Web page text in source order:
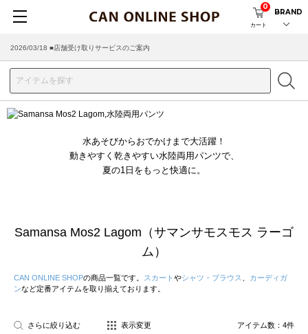
カート
0
BRAND
2026/03/18 ■店舗受け取りサービスのご案内
水あそびからおでかけまで大活躍！
動きやすく乾きやすい水陸両用パンツで、
夏の1日をもっと快適に。
Samansa Mos2 Lagom（サマンサモスモス ラーゴ
ム）
CAN ONLINE SHOPの商品一覧です。 スカート やシャツ・ブラウス
カーディガ
ンなど定番アイテムを取り揃えております。
さらに絞り込む 表示変更 アイテム数： 4件